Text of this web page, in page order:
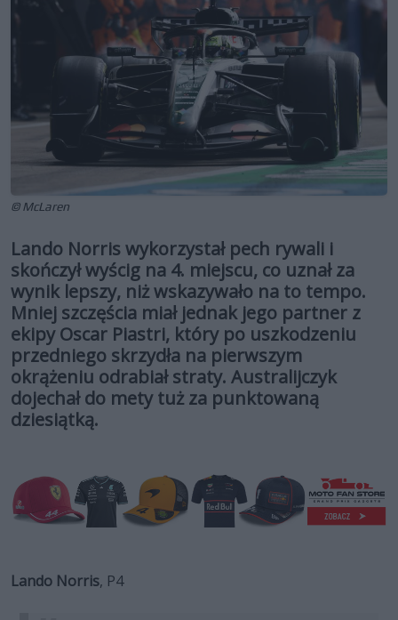
© McLaren
Lando Norris wykorzystał pech rywali i
skończył wyścig na 4. miejscu, co uznał za
wynik lepszy, niż wskazywało na to tempo.
Mniej szczęścia miał jednak jego partner z
ekipy Oscar Piastri, który po uszkodzeniu
przedniego skrzydła na pierwszym
okrążeniu odrabiał straty. Australijczyk
dojechał do mety tuż za punktowaną
dziesiątką.
Lando Norris, P4